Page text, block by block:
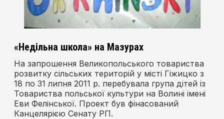
«Недільна школа» на Мазурах
На запрошення Великопольського товариства
розвитку сільських територій у місті Гіжицко з
18 по 31 липня 2011 р. перебувала група дітей із
Товариства польської культури на Волині імені
Еви Фелінської. Проект був фінасований
Канцелярією Сенату РП.